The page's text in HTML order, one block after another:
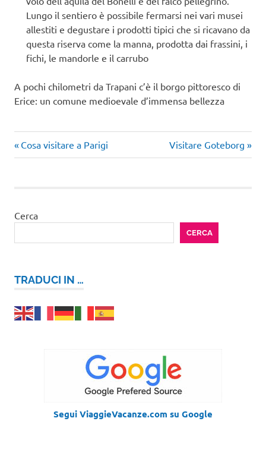
Lungo il sentiero è possibile fermarsi nei vari musei
allestiti e degustare i prodotti tipici che si ricavano da
questa riserva come la manna, prodotta dai frassini, i
fichi, le mandorle e il carrubo
A pochi chilometri da Trapani c’è il borgo pittoresco di
Erice: un comune medioevale d’immensa bellezza
Navigazione
Articolo
precedente:
Cosa visitare a Parigi
Articolo
successivo:
Visitare Goteborg
Cerca
CERCA
TRADUCI IN …
Segui ViaggieVacanze.com su Google